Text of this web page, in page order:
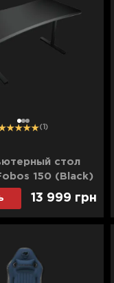
123 (1)
стол
150 (Black)
(UA)
13 999 грн
скидки -32%
геймерскую